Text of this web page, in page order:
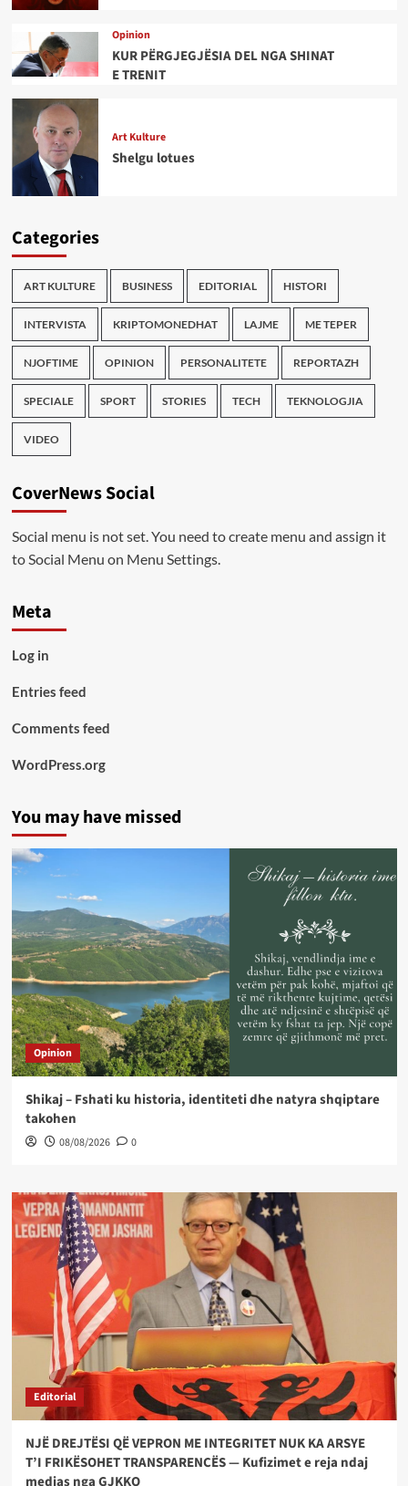
Opinion
KUR PËRGJEGJËSIA DEL NGA SHINAT
E TRENIT
Art Kulture
Shelgu lotues
Categories
ART KULTURE BUSINESS EDITORIAL HISTORI
INTERVISTA KRIPTOMONEDHAT LAJME ME TEPER
NJOFTIME OPINION PERSONALITETE REPORTAZH
SPECIALE SPORT STORIES TECH TEKNOLOGJIA
VIDEO
CoverNews Social
Social menu is not set. You need to create menu and assign it
to Social Menu on Menu Settings.
Meta
Log in
Entries feed
Comments feed
WordPress.org
You may have missed
Opinion
Shikaj – Fshati ku historia, identiteti dhe natyra shqiptare
takohen
08/08/2026 0
Editorial
NJË DREJTËSI QË VEPRON ME INTEGRITET NUK KA ARSYE
T’I FRIKËSOHET TRANSPARENCËS — Kufizimet e reja ndaj
medias nga GJKKO